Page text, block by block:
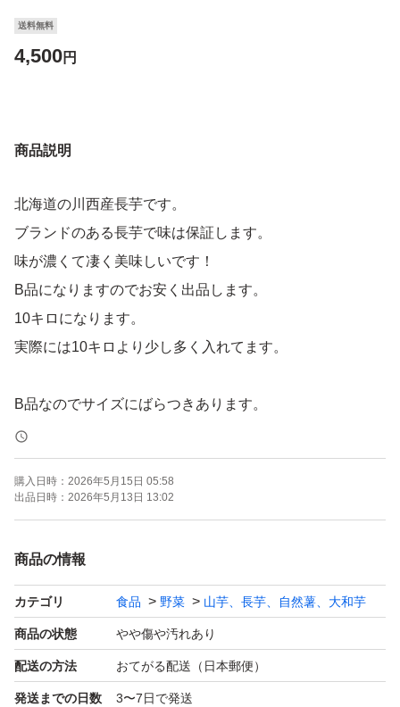
送料無料
4,500円
商品説明
北海道の川西産長芋です。
ブランドのある長芋で味は保証します。
味が濃くて凄く美味しいです！
B品になりますのでお安く出品します。
10キロになります。
実際には10キロより少し多く入れてます。
B品なのでサイズにばらつきあります。
味に変わりはありません。
写真2枚目みたいな感じでこれにおがくずいれての、発送
です
のところは、何のトラブルもなく無事にお客様の元にお届
けできています。
おがくずを入れて発送します！
購入日時： 2026年5月15日 05:58
出品日時： 2026年5月13日 13:02
商品の情報
カテゴリ 食品 野菜 山芋、長芋、自然薯、大和芋
商品の状態 やや傷や汚れあり
配送の方法 おてがる配送（日本郵便）
発送までの日数 3〜7日で発送